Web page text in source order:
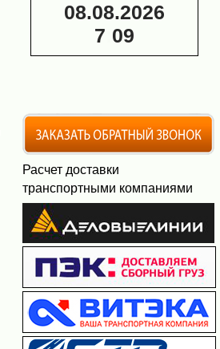
08.08.2026
7 09
Расчет доставки
транспортными компаниями